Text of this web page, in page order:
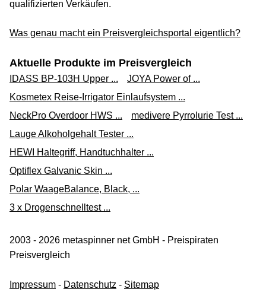
qualifizierten Verkäufen.
Was genau macht ein Preisvergleichsportal eigentlich?
Aktuelle Produkte im Preisvergleich
IDASS BP-103H Upper ...
JOYA Power of ...
Kosmetex Reise-Irrigator Einlaufsystem ...
NeckPro Overdoor HWS ...
medivere Pyrrolurie Test ...
Lauge Alkoholgehalt Tester ...
HEWI Haltegriff, Handtuchhalter ...
Optiflex Galvanic Skin ...
Polar WaageBalance, Black, ...
3 x Drogenschnelltest ...
2003 - 2026 metaspinner net GmbH - Preispiraten
Preisvergleich
Impressum - Datenschutz - Sitemap